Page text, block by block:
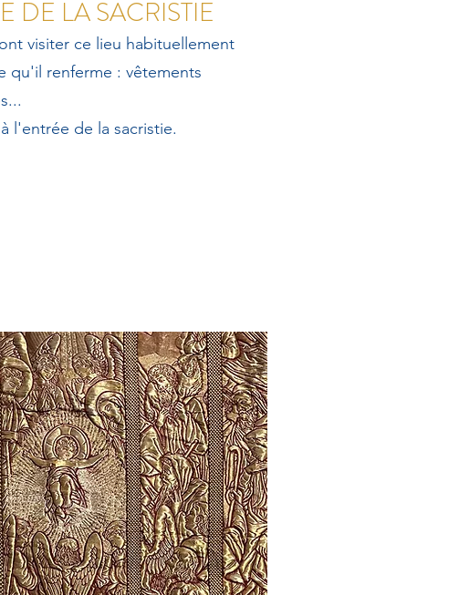
DE LA SACRISTIE
visiter ce lieu habituellement
qu'il renferme : vêtements
l'entrée de la sacristie.